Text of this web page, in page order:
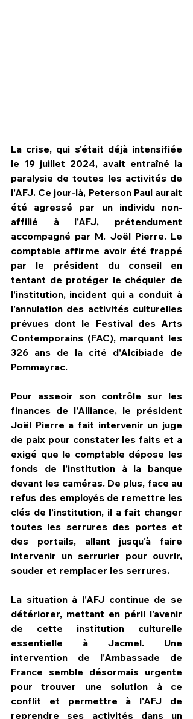
La crise, qui s'était déjà intensifiée
le 19 juillet 2024, avait entraîné la
paralysie de toutes les activités de
l'AFJ. Ce jour-là, Peterson Paul aurait
été agressé par un individu non-
affilié à l'AFJ, prétendument
accompagné par M. Joël Pierre. Le
comptable affirme avoir été frappé
par le président du conseil en
tentant de protéger le chéquier de
l'institution, incident qui a conduit à
l'annulation des activités culturelles
prévues dont le Festival des Arts
Contemporains (FAC), marquant les
326 ans de la cité d'Alcibiade de
Pommayrac.
Pour asseoir son contrôle sur les
finances de l'Alliance, le président
Joël Pierre a fait intervenir un juge
de paix pour constater les faits et a
exigé que le comptable dépose les
fonds de l'institution à la banque
devant les caméras. De plus, face au
refus des employés de remettre les
clés de l’institution, il a fait changer
toutes les serrures des portes et
des portails, allant jusqu'à faire
intervenir un serrurier pour ouvrir,
souder et remplacer les serrures.
La situation à l'AFJ continue de se
détériorer, mettant en péril l'avenir
de cette institution culturelle
essentielle à Jacmel. Une
intervention de l'Ambassade de
France semble désormais urgente
pour trouver une solution à ce
conflit et permettre à l'AFJ de
reprendre ses activités dans un